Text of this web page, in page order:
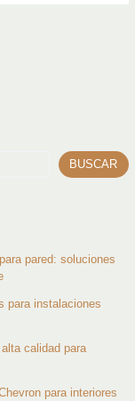
BUSCAR
pared: soluciones
para instalaciones
calidad para
para interiores